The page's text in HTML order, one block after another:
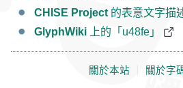
CHISE Project 的表意文字描
GlyphWiki 上的「u48fe」
關於本站 關於字